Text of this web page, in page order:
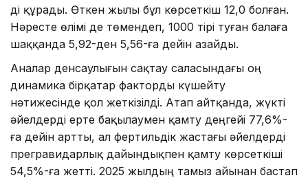
ді құрады. Өткен жылы бұл көрсеткіш 12,0 болған.
Нәресте өлімі де төмендеп, 1000 тірі туған балаға
шаққанда 5,92-ден 5,56-ға дейін азайды.
Аналар денсаулығын сақтау саласындағы оң
динамика бірқатар факторды күшейту
нәтижесінде қол жеткізілді. Атап айтқанда, жүкті
әйелдерді ерте бақылаумен қамту деңгейі 77,6%-
ға дейін артты, ал фертильдік жастағы әйелдерді
прегравидарлық дайындықпен қамту көрсеткіші
54,5%-ға жетті. 2025 жылдың тамыз айынан бастап